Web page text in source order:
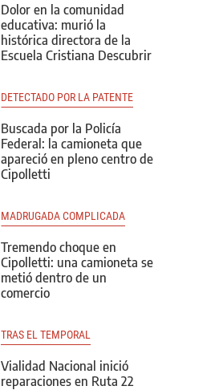
Dolor en la comunidad
educativa: murió la
histórica directora de la
Escuela Cristiana Descubrir
DETECTADO POR LA PATENTE
Buscada por la Policía
Federal: la camioneta que
apareció en pleno centro de
Cipolletti
MADRUGADA COMPLICADA
Tremendo choque en
Cipolletti: una camioneta se
metió dentro de un
comercio
TRAS EL TEMPORAL
Vialidad Nacional inició
reparaciones en Ruta 22